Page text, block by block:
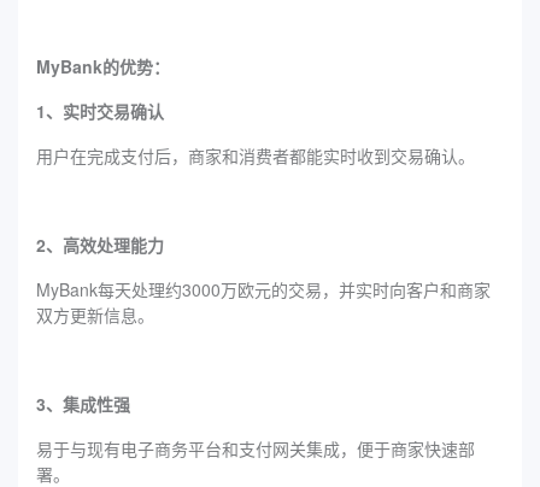
‌MyBank‌的优势：
1、实时交易确认
用户在完成支付后，商家和消费者都能实时收到交易确认。
2、高效处理能力
MyBank每天处理约3000万欧元的交易，并实时向客户和商家
双方更新信息。
3、集成性强
易于与现有电子商务平台和支付网关集成，便于商家快速部
署。